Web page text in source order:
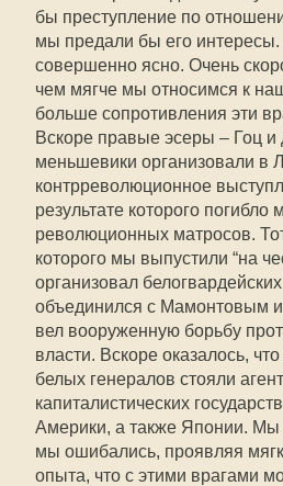
бы преступление по
мы предали бы его интересы.
совершенно ясно. Очень
чем мягче мы относимся к
больше сопротивления эти
Вскоре правые эсеры – Гоц и
меньшевики организовали в
контрреволюционное
результате которого погибло
революционных матросов.
которого мы выпустили “на
организовал
объединился с Мамонтовым и
вел вооруженную борьбу
власти. Вскоре оказалось,
белых генералов стояли
капиталистических
Америки, а также Японии. Мы
мы ошибались, проявляя
опыта, что с этими врагами